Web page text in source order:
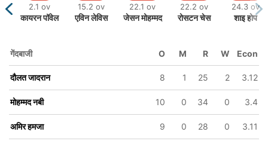
2.1 ov
कायरन पॉवेल
15.2 ov
एविन लेविस
22.1 ov
जेसन मोहम्मद
22.2 ov
रोसटन चेस
24.3 ov
शाइ होप
गेंदबाजी O M R W Econ
दौलत जादरान 8 1 25 2 3.12
मोहम्मद नबी 10 0 34 0 3.4
अमिर हमजा 9 0 28 0 3.11